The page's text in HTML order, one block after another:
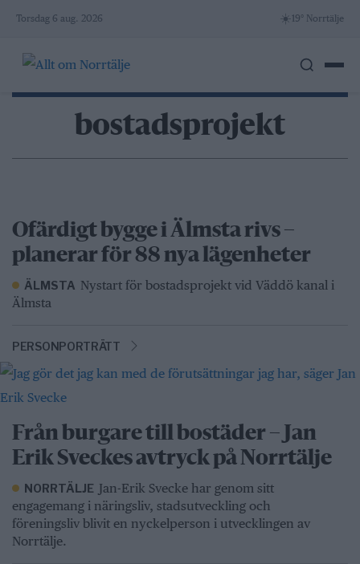
Skip
content
Torsdag 6 aug. 2026 ☀️ 19° Norrtälje
bostadsprojekt
Ofärdigt bygge i Älmsta rivs –
planerar för 88 nya lägenheter
ÄLMSTA Nystart för bostadsprojekt vid Väddö kanal i
Älmsta
PERSONPORTRÄTT
Från burgare till bostäder – Jan
Erik Sveckes avtryck på Norrtälje
NORRTÄLJE Jan-Erik Svecke har genom sitt
engagemang i näringsliv, stadsutveckling och
föreningsliv blivit en nyckelperson i utvecklingen av
Norrtälje.